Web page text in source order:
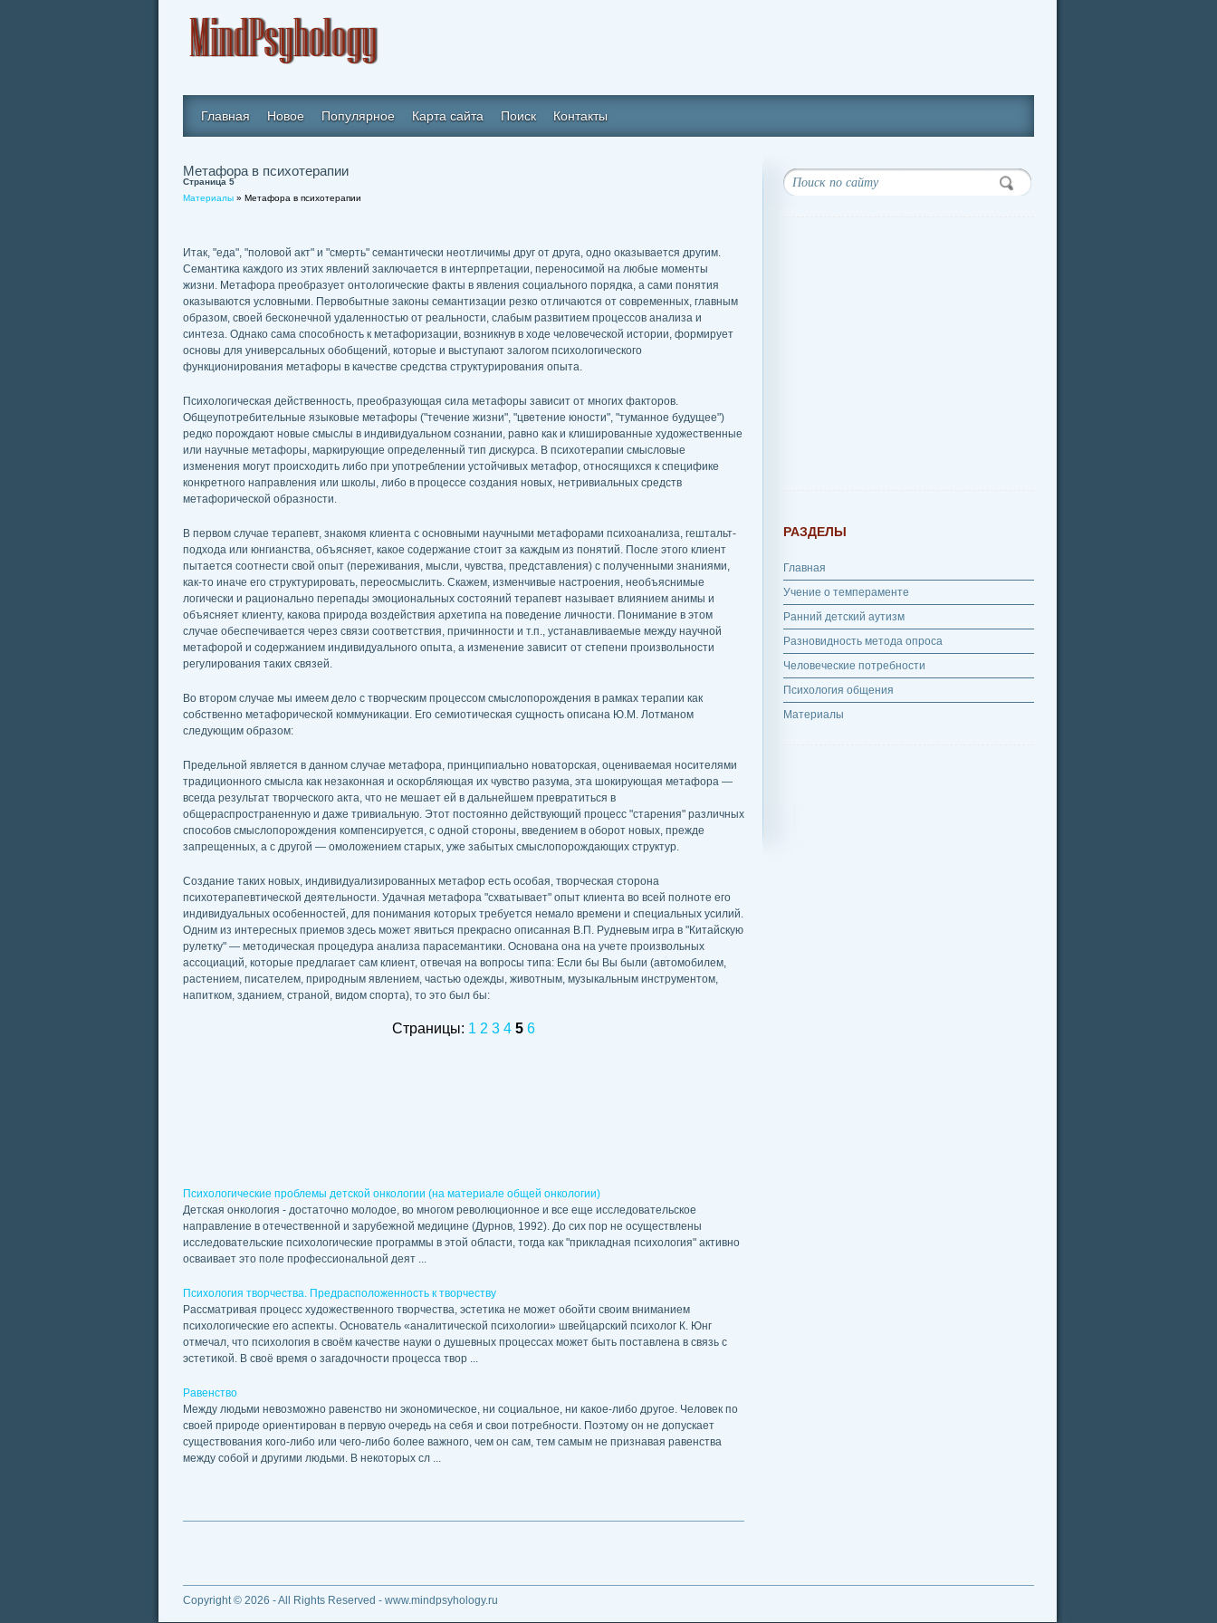
Главная Новое Популярное Карта сайта Поиск Контакты
Метафора в психотерапии
Страница 5
Материалы » Метафора в психотерапии
Итак, "еда", "половой акт" и "смерть" семантически неотличимы друг от друга, одно оказывается другим.
Семантика каждого из этих явлений заключается в интерпретации, переносимой на любые моменты
жизни. Метафора преобразует онтологические факты в явления социального порядка, а сами понятия
оказываются условными. Первобытные законы семантизации резко отличаются от современных, главным
образом, своей бесконечной удаленностью от реальности, слабым развитием процессов анализа и
синтеза. Однако сама способность к метафоризации, возникнув в ходе человеческой истории, формирует
основы для универсальных обобщений, которые и выступают залогом психологического
функционирования метафоры в качестве средства структурирования опыта.
Психологическая действенность, преобразующая сила метафоры зависит от многих факторов.
Общеупотребительные языковые метафоры ("течение жизни", "цветение юности", "туманное будущее")
редко порождают новые смыслы в индивидуальном сознании, равно как и клишированные художественные
или научные метафоры, маркирующие определенный тип дискурса. В психотерапии смысловые
изменения могут происходить либо при употреблении устойчивых метафор, относящихся к специфике
конкретного направления или школы, либо в процессе создания новых, нетривиальных средств
метафорической образности.
В первом случае терапевт, знакомя клиента с основными научными метафорами психоанализа, гештальт-
подхода или юнгианства, объясняет, какое содержание стоит за каждым из понятий. После этого клиент
пытается соотнести свой опыт (переживания, мысли, чувства, представления) с полученными знаниями,
как-то иначе его структурировать, переосмыслить. Скажем, изменчивые настроения, необъяснимые
логически и рационально перепады эмоциональных состояний терапевт называет влиянием анимы и
объясняет клиенту, какова природа воздействия архетипа на поведение личности. Понимание в этом
случае обеспечивается через связи соответствия, причинности и т.п., устанавливаемые между научной
метафорой и содержанием индивидуального опыта, а изменение зависит от степени произвольности
регулирования таких связей.
Во втором случае мы имеем дело с творческим процессом смыслопорождения в рамках терапии как
собственно метафорической коммуникации. Его семиотическая сущность описана Ю.М. Лотманом
следующим образом:
Предельной является в данном случае метафора, принципиально новаторская, оцениваемая носителями
традиционного смысла как незаконная и оскорбляющая их чувство разума, эта шокирующая метафора —
всегда результат творческого акта, что не мешает ей в дальнейшем превратиться в
общераспространенную и даже тривиальную. Этот постоянно действующий процесс "старения" различных
способов смыслопорождения компенсируется, с одной стороны, введением в оборот новых, прежде
запрещенных, а с другой — омоложением старых, уже забытых смыслопорождающих структур.
Создание таких новых, индивидуализированных метафор есть особая, творческая сторона
психотерапевтической деятельности. Удачная метафора "схватывает" опыт клиента во всей полноте его
индивидуальных особенностей, для понимания которых требуется немало времени и специальных усилий.
Одним из интересных приемов здесь может явиться прекрасно описанная В.П. Рудневым игра в "Китайскую
рулетку" — методическая процедура анализа парасемантики. Основана она на учете произвольных
ассоциаций, которые предлагает сам клиент, отвечая на вопросы типа: Если бы Вы были (автомобилем,
растением, писателем, природным явлением, частью одежды, животным, музыкальным инструментом,
напитком, зданием, страной, видом спорта), то это был бы:
Страницы: 1 2 3 4 5 6
Психологические проблемы детской онкологии (на материале общей онкологии)
Детская онкология - достаточно молодое, во многом революционное и все еще исследовательское
направление в отечественной и зарубежной медицине (Дурнов, 1992). До сих пор не осуществлены
исследовательские психологические программы в этой области, тогда как "прикладная психология" активно
осваивает это поле профессиональной деят ...
Психология творчества. Предрасположенность к творчеству
Рассматривая процесс художественного творчества, эстетика не может обойти своим вниманием
психологические его аспекты. Основатель «аналитической психологии» швейцарский психолог К. Юнг
отмечал, что психология в своём качестве науки о душевных процессах может быть поставлена в связь с
эстетикой. В своё время о загадочности процесса твор ...
Равенство
Между людьми невозможно равенство ни экономическое, ни социальное, ни какое-либо другое. Человек по
своей природе ориентирован в первую очередь на себя и свои потребности. Поэтому он не допускает
существования кого-либо или чего-либо более важного, чем он сам, тем самым не признавая равенства
между собой и другими людьми. В некоторых сл ...
РАЗДЕЛЫ
Главная
Учение о темпераменте
Ранний детский аутизм
Разновидность метода опроса
Человеческие потребности
Психология общения
Материалы
Copyright © 2026 - All Rights Reserved - www.mindpsyhology.ru